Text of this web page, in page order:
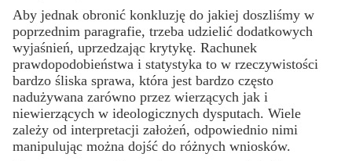
Aby jednak obronić konkluzję do jakiej doszliśmy w
poprzednim paragrafie, trzeba udzielić dodatkowych
wyjaśnień, uprzedzając krytykę. Rachunek
prawdopodobieństwa i statystyka to w rzeczywistości
bardzo śliska sprawa, która jest bardzo często
nadużywana zarówno przez wierzących jak i
niewierzących w ideologicznych dysputach. Wiele
zależy od interpretacji założeń, odpowiednio nimi
manipulując można dojść do różnych wniosków.